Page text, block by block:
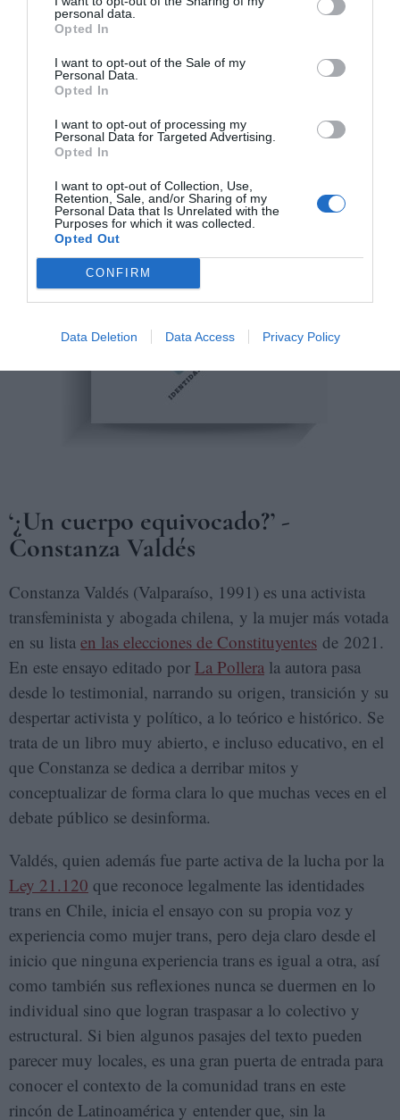
personal data.
Opted In
I want to opt-out of the Sale of my
Personal Data.
Opted In
I want to opt-out of processing my
Personal Data for Targeted Advertising.
Opted In
I want to opt-out of Collection, Use,
Retention, Sale, and/or Sharing of my
Personal Data that Is Unrelated with the
Purposes for which it was collected.
Opted Out
CONFIRM
Data Deletion Data Access Privacy Policy
‘¿Un cuerpo equivocado?’ -
Constanza Valdés
Constanza Valdés (Valparaíso, 1991) es una activista
transfeminista y abogada chilena, y la mujer más votada
en su lista en las elecciones de Constituyentes de 2021.
En este ensayo editado por La Pollera la autora pasa
desde lo testimonial, narrando su origen, transición y su
despertar activista y político, a lo teórico e histórico. Se
trata de un libro muy abierto, e incluso educativo, en el
que Constanza se dedica a derribar mitos y
conceptualizar de forma clara lo que muchas veces en el
debate público se desinforma.
Valdés, quien además fue parte activa de la lucha por la
Ley 21.120 que reconoce legalmente las identidades
trans en Chile, inicia el ensayo con su propia voz y
experiencia como mujer trans, pero deja claro desde el
inicio que ninguna experiencia trans es igual a otra, así
como también sus reflexiones nunca se duermen en lo
individual sino que logran traspasar a lo colectivo y
estructural. Si bien algunos pasajes del texto pueden
parecer muy locales, es una gran puerta de entrada para
conocer el contexto de la comunidad trans en este
rincón de Latinoamérica y entender que, sin la